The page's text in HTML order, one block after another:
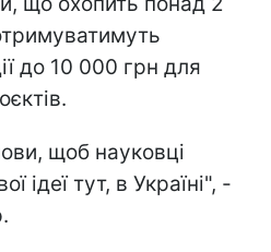
до 10 000 грн для
щоб науковці
ідеї тут, в Україні", -